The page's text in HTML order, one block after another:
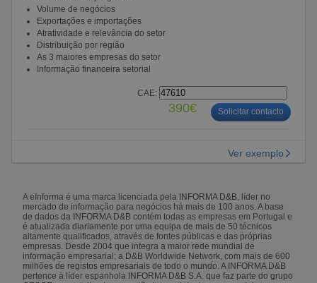
Volume de negócios
Exportações e importações
Atratividade e relevância do setor
Distribuição por região
As 3 maiores empresas do setor
Informação financeira setorial
CAE:
390€ Solicitar contacto
Ver exemplo
A eInforma é uma marca licenciada pela INFORMA D&B, líder no
mercado de informação para negócios há mais de 100 anos. A base
de dados da INFORMA D&B contém todas as empresas em Portugal e
é atualizada diariamente por uma equipa de mais de 50 técnicos
altamente qualificados, através de fontes públicas e das próprias
empresas. Desde 2004 que integra a maior rede mundial de
informação empresarial: a D&B Worldwide Network, com mais de 600
milhões de registos empresariais de todo o mundo. A INFORMA D&B
pertence à líder espanhola INFORMA D&B S.A. que faz parte do grupo